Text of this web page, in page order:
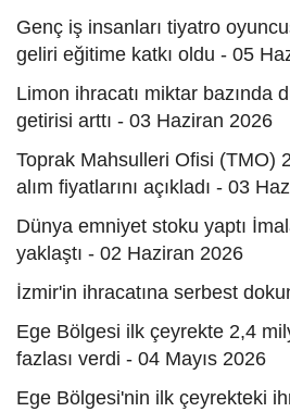
Genç iş insanları tiyatro
geliri eğitime katkı oldu - 05
Limon ihracatı miktar bazında
getirisi arttı - 03 Haziran 2026
Toprak Mahsulleri Ofisi (TMO)
alım fiyatlarını açıkladı - 03
Dünya emniyet stoku yaptı
yaklaştı - 02 Haziran 2026
İzmir'in ihracatına serbest
Ege Bölgesi ilk çeyrekte 2,4
fazlası verdi - 04 Mayıs 2026
Ege Bölgesi'nin ilk çeyrekteki